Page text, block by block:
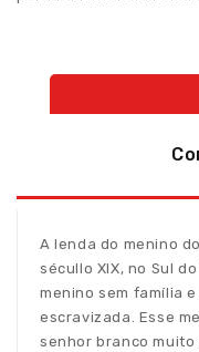
A lenda do menino
sécullo XIX, no Sul
menino sem família
escravizada. Esse
senhor branco